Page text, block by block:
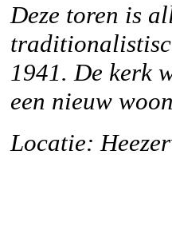
Deze toren is
1941. De kerk
een nieuw
Locatie: